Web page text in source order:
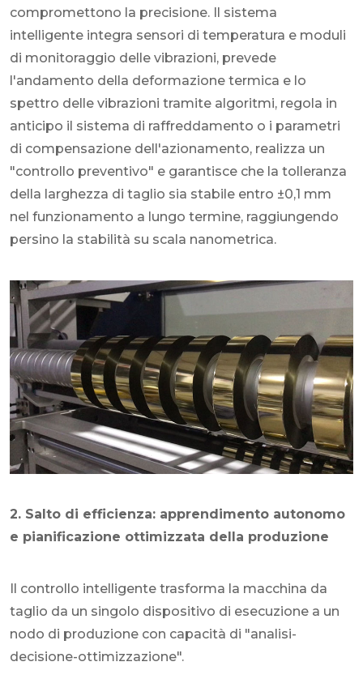
compromettono la precisione. Il sistema
intelligente integra sensori di temperatura e moduli
di monitoraggio delle vibrazioni, prevede
l'andamento della deformazione termica e lo
spettro delle vibrazioni tramite algoritmi, regola in
anticipo il sistema di raffreddamento o i parametri
di compensazione dell'azionamento, realizza un
"controllo preventivo" e garantisce che la tolleranza
della larghezza di taglio sia stabile entro ±0,1 mm
nel funzionamento a lungo termine, raggiungendo
persino la stabilità su scala nanometrica.
2. Salto di efficienza: apprendimento autonomo
e pianificazione ottimizzata della produzione
Il controllo intelligente trasforma la macchina da
taglio da un singolo dispositivo di esecuzione a un
nodo di produzione con capacità di "analisi-
decisione-ottimizzazione".